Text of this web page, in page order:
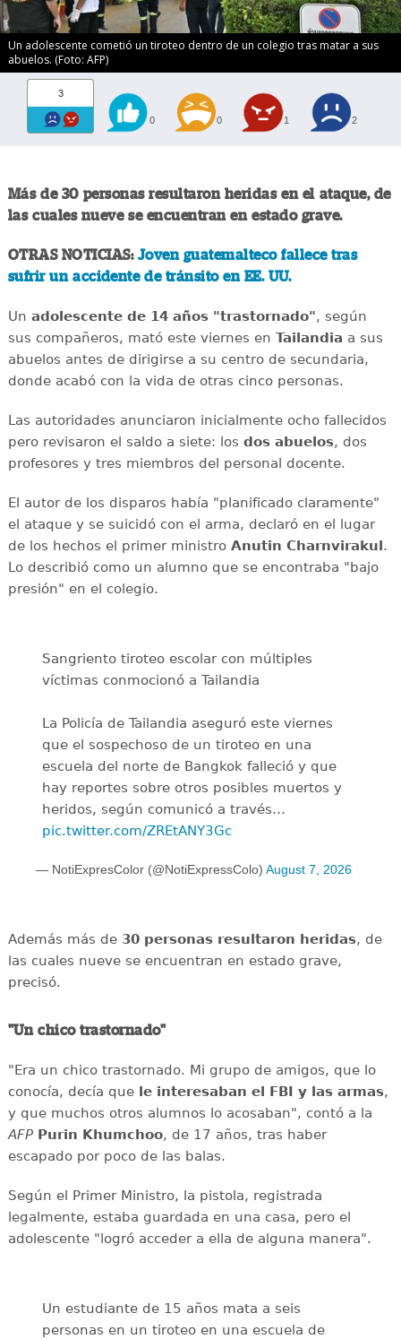
Un adolescente cometió un tiroteo dentro de un colegio tras matar a sus
abuelos. (Foto: AFP)
3
0 0 1 2
Más de 30 personas resultaron heridas en el ataque, de
las cuales nueve se encuentran en estado grave.
OTRAS NOTICIAS: Joven guatemalteco fallece tras
sufrir un accidente de tránsito en EE. UU.
Un adolescente de 14 años "trastornado", según
sus compañeros, mató este viernes en Tailandia a sus
abuelos antes de dirigirse a su centro de secundaria,
donde acabó con la vida de otras cinco personas.
Las autoridades anunciaron inicialmente ocho fallecidos
pero revisaron el saldo a siete: los dos abuelos, dos
profesores y tres miembros del personal docente.
El autor de los disparos había "planificado claramente"
el ataque y se suicidó con el arma, declaró en el lugar
de los hechos el primer ministro Anutin Charnvirakul .
Lo describió como un alumno que se encontraba "bajo
presión" en el colegio.
Sangriento tiroteo escolar con múltiples
víctimas conmocionó a Tailandia
La Policía de Tailandia aseguró este viernes
que el sospechoso de un tiroteo en una
escuela del norte de Bangkok falleció y que
hay reportes sobre otros posibles muertos y
heridos, según comunicó a través…
pic.twitter.com/ZREtANY3Gc
— NotiExpresColor (@NotiExpressColo) August 7, 2026
Además más de 30 personas resultaron heridas, de
las cuales nueve se encuentran en estado grave,
precisó.
"Un chico trastornado"
"Era un chico trastornado. Mi grupo de amigos, que lo
conocía, decía que le interesaban el FBI y las armas,
y que muchos otros alumnos lo acosaban", contó a la
AFP Purin Khumchoo, de 17 años, tras haber
escapado por poco de las balas.
Según el Primer Ministro, la pistola, registrada
legalmente, estaba guardada en una casa, pero el
adolescente "logró acceder a ella de alguna manera".
Un estudiante de 15 años mata a seis
personas en un tiroteo en una escuela de